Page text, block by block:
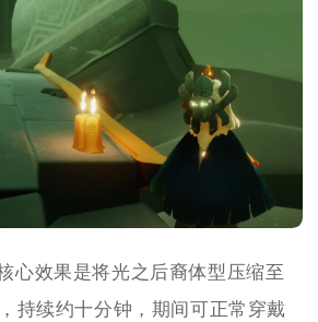
心效果是将光之后裔体型压缩至
持续约十分钟，期间可正常穿戴